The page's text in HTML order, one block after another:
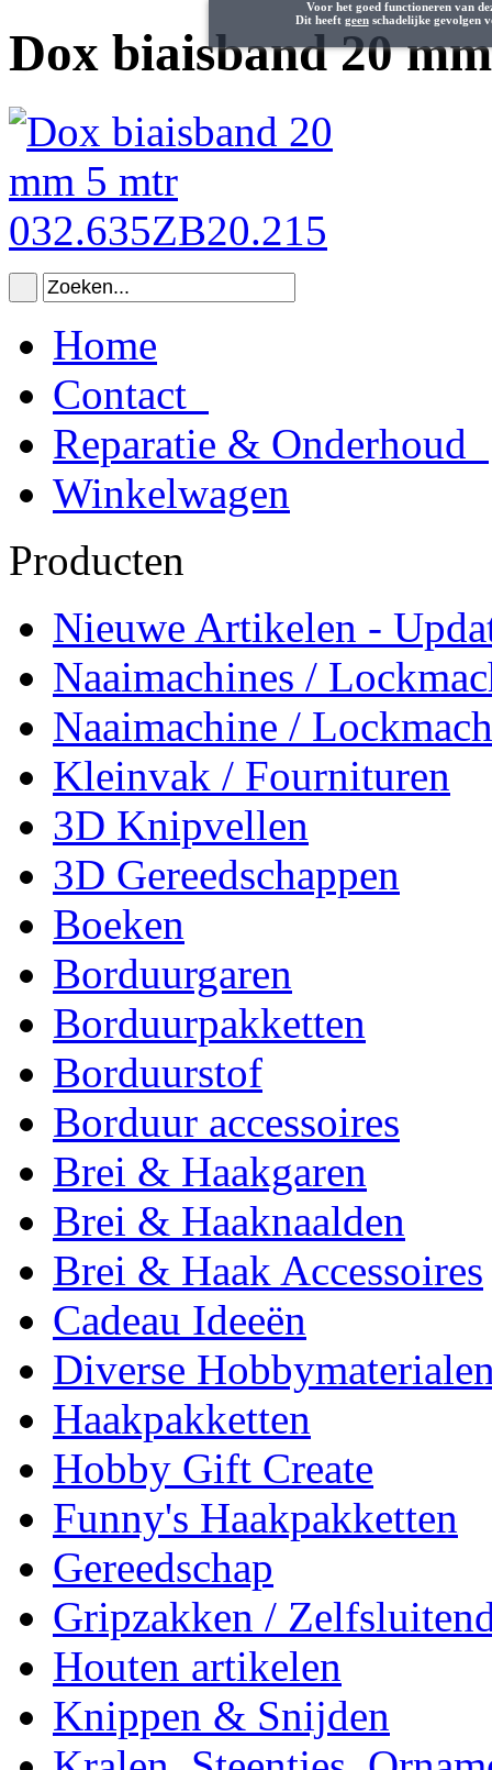
Voor het goed functioneren van
Dit heeft geenschadelijke gevolgen
Dox biaisband 20
Home
Contact
Reparatie & Onderhoud
Winkelwagen
Producten
Nieuwe Artikelen -
Naaimachines /
Naaimachine /
Kleinvak / Fournituren
3D Knipvellen
3D Gereedschappen
Boeken
Borduurgaren
Borduurpakketten
Borduurstof
Borduur accessoires
Brei & Haakgaren
Brei & Haaknaalden
Brei & Haak Accessoires
Cadeau Ideeën
Diverse
Haakpakketten
Hobby Gift Create
Funny's Haakpakketten
Gereedschap
Gripzakken /
Houten artikelen
Knippen & Snijden